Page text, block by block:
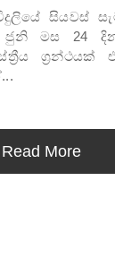
සියවස්
ජුනි මස 24
ග්‍රන්ථයක්
Read More